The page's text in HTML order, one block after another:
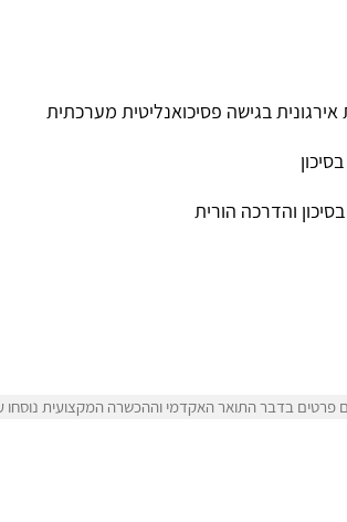
והדרכה הורית
בדבר התואר האקדמי וההכשרה המקצועית נוסחו על